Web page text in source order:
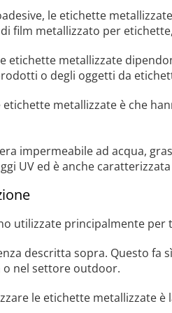
le etichette
film metallizzato per
etichette metallizzate
o degli oggetti da
etichette metallizzate è che
impermeabile ad acqua,
UV ed è anche
utilizzate principalmente per
descritta sopra. Questo fa
nel settore outdoor.
le etichette metallizzate